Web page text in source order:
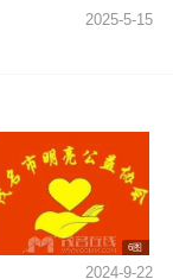
2025-5-15
6图
2024-9-22